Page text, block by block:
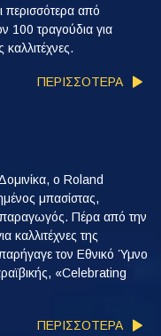
περισσότερα από
100 τραγούδια για
ΠΕΡΙΣΣΟΤΕΡΑ
ο Roland
μπασίστας,
Πέρα από την
καλλιτέχνες της
τον Εθνικό Ύμνο
«Celebrating
ΠΕΡΙΣΣΟΤΕΡΑ